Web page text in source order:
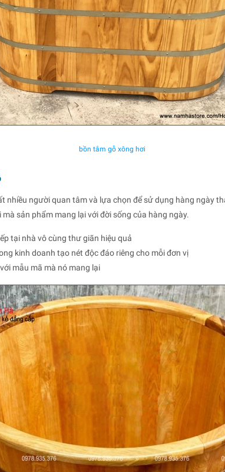
bồn tắm gỗ xông hơi
nhiều người quan tâm và lựa chọn để sử dụng hàng ngày
sản phẩm mang lại với đời sống của hàng ngày.
tại nhà vô cùng thư giãn hiệu quả
kinh doanh tạo nét độc đáo riêng cho mỗi đơn vị
mẫu mã mà nó mang lại